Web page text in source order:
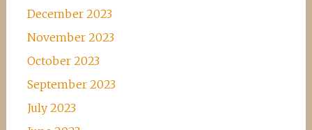
December 2023
November 2023
October 2023
September 2023
July 2023